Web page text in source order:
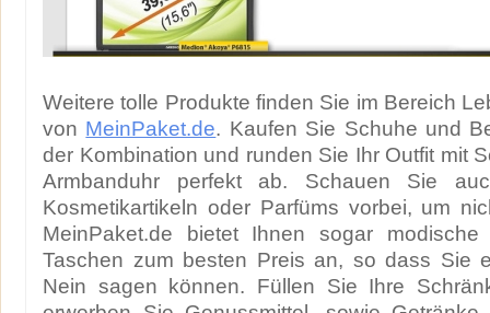
Weitere tolle Produkte finden Sie im Bereich
von MeinPaket.de. Kaufen Sie Schuhe und
der Kombination und runden Sie Ihr Outfit mit
Armbanduhr perfekt ab. Schauen Sie
Kosmetikartikeln oder Parfüms vorbei, um
MeinPaket.de bietet Ihnen sogar modische
Taschen zum besten Preis an, so dass Sie
Nein sagen können. Füllen Sie Ihre